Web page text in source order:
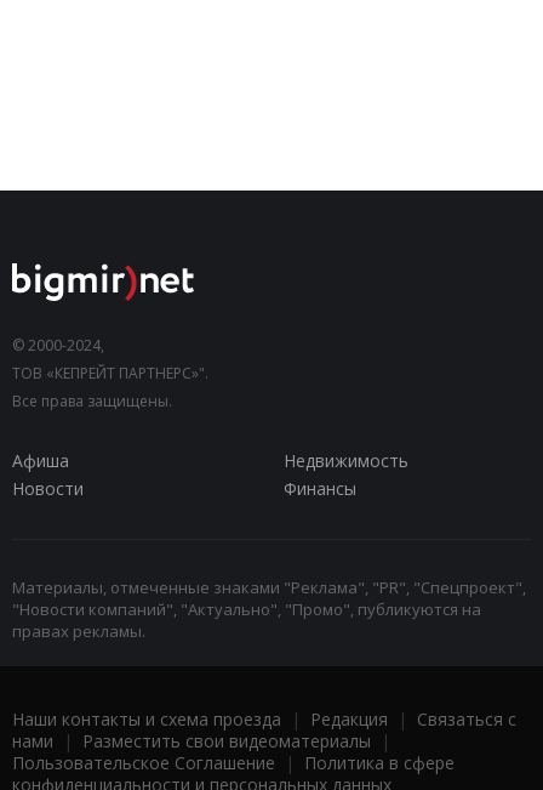
© 2000-2024,
ТОВ «КЕПРЕЙТ ПАРТНЕРС»".
Все права защищены.
Афиша
Недвижимость
Новости
Финансы
Материалы, отмеченные знаками "Реклама", "PR", "Спецпроект",
"Новости компаний", "Актуально", "Промо", публикуются на
правах рекламы.
Наши контакты и схема проезда | Редакция | Связаться с
нами | Разместить свои видеоматериалы |
Пользовательское Соглашение |
Политика в сфере
конфиденциальности и персональных данных